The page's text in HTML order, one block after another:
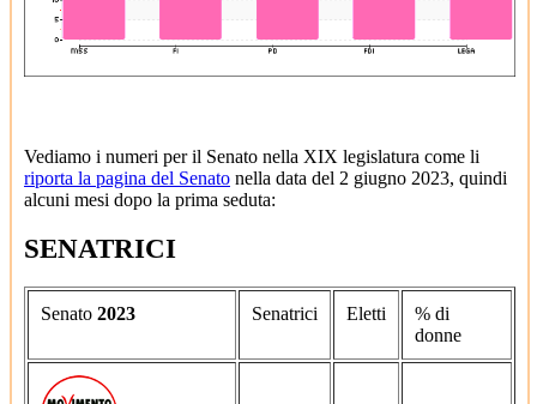
Vediamo i numeri per il Senato nella XIX legislatura come li
riporta la pagina del Senato nella data del 2 giugno 2023, quindi
alcuni mesi dopo la prima seduta:
SENATRICI
Senato 2023 Senatrici Eletti
% di
donne